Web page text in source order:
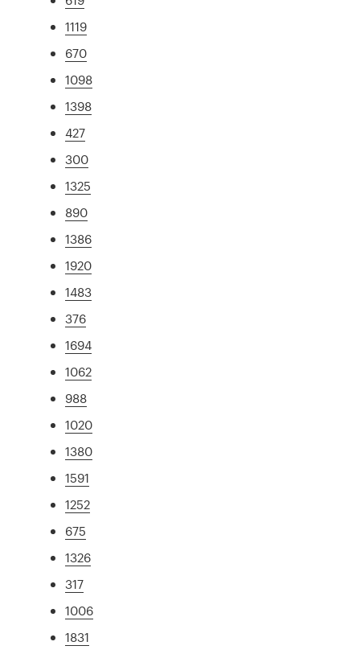
1119
670
1098
1398
427
300
1325
890
1386
1920
1483
376
1694
1062
988
1020
1380
1591
1252
675
1326
317
1006
1831